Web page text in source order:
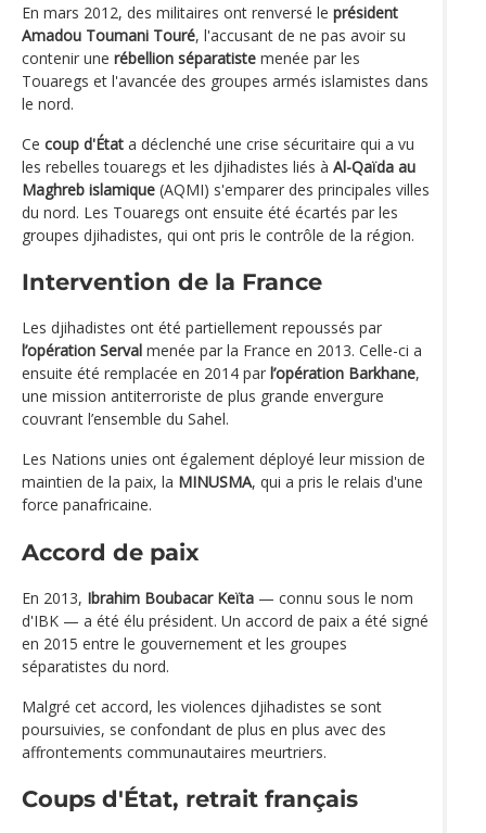
En mars 2012, des militaires ont renversé le président
Amadou Toumani Touré, l'accusant de ne pas avoir su
contenir une rébellion séparatiste menée par les
Touaregs et l'avancée des groupes armés islamistes dans
le nord.
Ce coup d'État a déclenché une crise sécuritaire qui a vu
les rebelles touaregs et les djihadistes liés à Al-Qaïda au
Maghreb islamique (AQMI) s'emparer des principales villes
du nord. Les Touaregs ont ensuite été écartés par les
groupes djihadistes, qui ont pris le contrôle de la région.
Intervention de la France
Les djihadistes ont été partiellement repoussés par
l’opération Serval menée par la France en 2013. Celle-ci a
ensuite été remplacée en 2014 par l’opération Barkhane,
une mission antiterroriste de plus grande envergure
couvrant l’ensemble du Sahel.
Les Nations unies ont également déployé leur mission de
maintien de la paix, la MINUSMA, qui a pris le relais d'une
force panafricaine.
Accord de paix
En 2013, Ibrahim Boubacar Keïta — connu sous le nom
d'IBK — a été élu président. Un accord de paix a été signé
en 2015 entre le gouvernement et les groupes
séparatistes du nord.
Malgré cet accord, les violences djihadistes se sont
poursuivies, se confondant de plus en plus avec des
affrontements communautaires meurtriers.
Coups d'État, retrait français